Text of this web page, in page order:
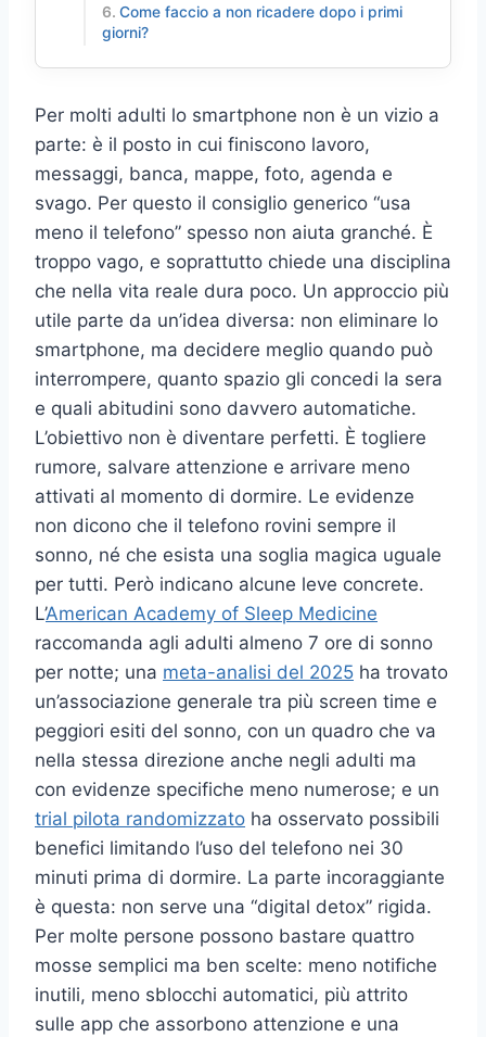
Come faccio a non ricadere dopo i primi
giorni?
Per molti adulti lo smartphone non è un vizio a
parte: è il posto in cui finiscono lavoro,
messaggi, banca, mappe, foto, agenda e
svago. Per questo il consiglio generico “usa
meno il telefono” spesso non aiuta granché. È
troppo vago, e soprattutto chiede una disciplina
che nella vita reale dura poco. Un approccio più
utile parte da un’idea diversa: non eliminare lo
smartphone, ma decidere meglio quando può
interrompere, quanto spazio gli concedi la sera
e quali abitudini sono davvero automatiche.
L’obiettivo non è diventare perfetti. È togliere
rumore, salvare attenzione e arrivare meno
attivati al momento di dormire. Le evidenze
non dicono che il telefono rovini sempre il
sonno, né che esista una soglia magica uguale
per tutti. Però indicano alcune leve concrete.
L’American Academy of Sleep Medicine
raccomanda agli adulti almeno 7 ore di sonno
per notte; una meta-analisi del 2025 ha trovato
un’associazione generale tra più screen time e
peggiori esiti del sonno, con un quadro che va
nella stessa direzione anche negli adulti ma
con evidenze specifiche meno numerose; e un
trial pilota randomizzato ha osservato possibili
benefici limitando l’uso del telefono nei 30
minuti prima di dormire. La parte incoraggiante
è questa: non serve una “digital detox” rigida.
Per molte persone possono bastare quattro
mosse semplici ma ben scelte: meno notifiche
inutili, meno sblocchi automatici, più attrito
sulle app che assorbono attenzione e una